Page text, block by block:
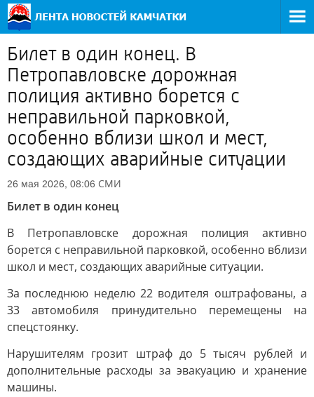
Билет в один конец. В
Петропавловске дорожная
полиция активно борется с
неправильной парковкой,
особенно вблизи школ и мест,
создающих аварийные ситуации
26 мая 2026, 08:06 СМИ
Билет в один конец
В Петропавловске дорожная полиция активно
борется с неправильной парковкой, особенно вблизи
школ и мест, создающих аварийные ситуации.
За последнюю неделю 22 водителя оштрафованы, а
33 автомобиля принудительно перемещены на
спецстоянку.
Нарушителям грозит штраф до 5 тысяч рублей и
дополнительные расходы за эвакуацию и хранение
машины.